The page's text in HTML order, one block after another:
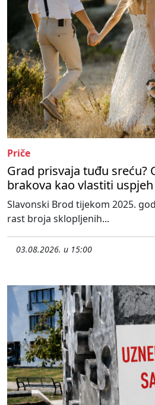
Priče
Grad prisvaja tuđu sreću?
brakova kao vlastiti uspjeh
Slavonski Brod tijekom 2025.
rast broja sklopljenih...
03.08.2026. u 15:00